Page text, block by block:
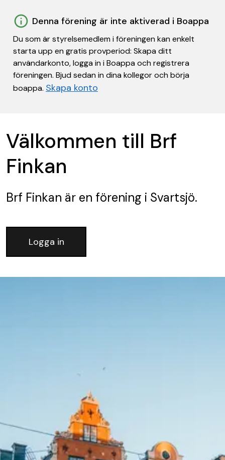
Denna förening är inte aktiverad i Boappa
Du som är styrelsemedlem i föreningen kan enkelt
starta upp en gratis provperiod: Skapa ditt
användarkonto, logga in i Boappa och registrera
föreningen. Bjud sedan in dina kollegor och börja
boappa. Skapa konto
Välkommen till Brf
Finkan
Brf Finkan är en förening i Svartsjö.
Logga in